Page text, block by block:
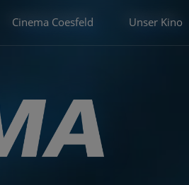
Cinema Coesfeld Unser Kino